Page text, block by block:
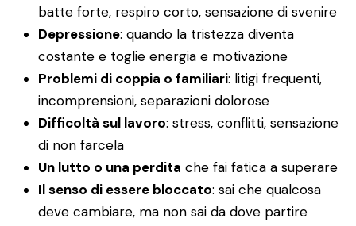
batte forte, respiro corto, sensazione di svenire
Depressione: quando la tristezza diventa
costante e toglie energia e motivazione
Problemi di coppia o familiari: litigi frequenti,
incomprensioni, separazioni dolorose
Difficoltà sul lavoro: stress, conflitti, sensazione
di non farcela
Un lutto o una perdita che fai fatica a superare
Il senso di essere bloccato: sai che qualcosa
deve cambiare, ma non sai da dove partire